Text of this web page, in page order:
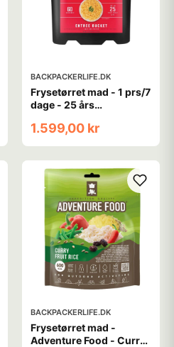
BACKPACKERLIFE.DK
Frysetørret mad - 1 prs/7
dage - 25 års
Hovedretter
1.599,00 kr
BACKPACKERLIFE.DK
Frysetørret mad -
Adventure Food - Curry